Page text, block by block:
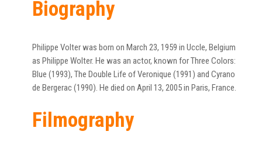
Biography
Philippe Volter was born on March 23, 1959 in Uccle, Belgium
as Philippe Wolter. He was an actor, known for Three Colors:
Blue (1993), The Double Life of Veronique (1991) and Cyrano
de Bergerac (1990). He died on April 13, 2005 in Paris, France.
Filmography